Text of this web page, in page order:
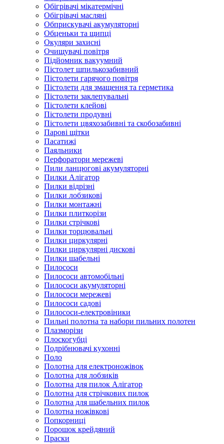
Обігрівачі мікатермічні
Обігрівачі масляні
Обприскувачі акумуляторні
Обценьки та щипці
Окуляри захисні
Очищувачі повітря
Підйомник вакуумний
Пістолет шпилькозабивний
Пістолети гарячого повітря
Пістолети для змащення та герметика
Пістолети заклепувальні
Пістолети клейові
Пістолети продувні
Пістолети цвяхозабивні та скобозабивні
Парові щітки
Пасатижі
Паяльники
Перфоратори мережеві
Пили ланцюгові акумуляторні
Пилки Алігатор
Пилки відрізні
Пилки лобзикові
Пилки монтажні
Пилки плиткорізи
Пилки стрічкові
Пилки торцювальні
Пилки циркулярні
Пилки циркулярні дискові
Пилки шабельні
Пилососи
Пилососи автомобільні
Пилососи акумуляторні
Пилососи мережеві
Пилососи садові
Пилососи-електровіники
Пильні полотна та набори пильних полотен
Плазморізи
Плоскогубці
Подрібнювачі кухонні
Поло
Полотна для електроножівок
Полотна для лобзиків
Полотна для пилок Алігатор
Полотна для стрічкових пилок
Полотна для шабельних пилок
Полотна ножівкові
Попкорниці
Порошок крейдяний
Праски